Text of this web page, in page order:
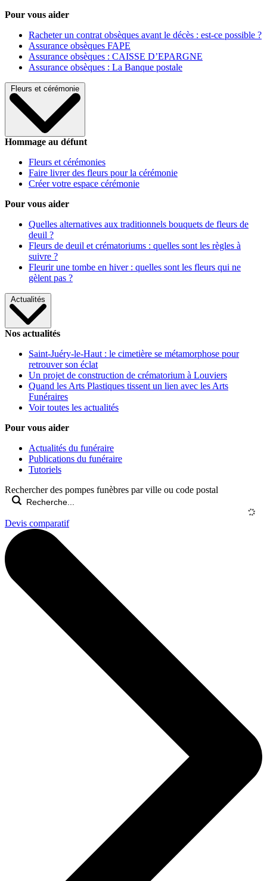
Pour vous aider
Racheter un contrat obsèques avant le décès : est-ce possible ?
Assurance obsèques FAPE
Assurance obsèques : CAISSE D’EPARGNE
Assurance obsèques : La Banque postale
Fleurs et cérémonie
Hommage au défunt
Fleurs et cérémonies
Faire livrer des fleurs pour la cérémonie
Créer votre espace cérémonie
Pour vous aider
Quelles alternatives aux traditionnels bouquets de fleurs de
deuil ?
Fleurs de deuil et crématoriums : quelles sont les règles à
suivre ?
Fleurir une tombe en hiver : quelles sont les fleurs qui ne
gèlent pas ?
Actualités
Nos actualités
Saint-Juéry-le-Haut : le cimetière se métamorphose pour
retrouver son éclat
Un projet de construction de crématorium à Louviers
Quand les Arts Plastiques tissent un lien avec les Arts
Funéraires
Voir toutes les actualités
Pour vous aider
Actualités du funéraire
Publications du funéraire
Tutoriels
Rechercher des pompes funèbres par ville ou code postal
Devis comparatif